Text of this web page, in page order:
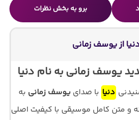
برو به بخش نظرات
از یوسف زمانی
یوسف زمانی به نام دنیا
دنیا با صداییوسف زمانی به
و متن کامل موسیقی با کیفیت اصلی